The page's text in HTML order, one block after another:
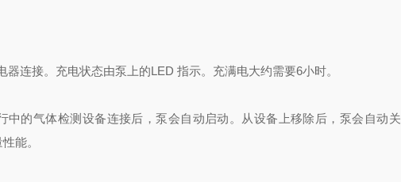
连接。充电状态由泵上的LED 指示。充满电大约需要6小时。
中的气体检测设备连接后，泵会自动启动。从设备上移除后，泵会自动关
能。